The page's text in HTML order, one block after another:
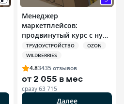
Менеджер
маркетплейсов:
продвинутый курс с нуля
+ ИИ
ТРУДОУСТРОЙСТВО
OZON
WILDBERRIES
4.83435отзывов
от2 055 в мес
сразу63 715
Далее